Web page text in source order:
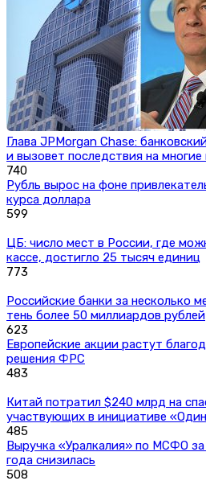
Глава JPMorgan Chase:
и вызовет последствия на
740
Рубль вырос на фоне
курса доллара
599
ЦБ: число мест в России, где
кассе, достигло 25 тысяч единиц
773
Российские банки за несколько
тень более 50 миллиардов рублей
623
Европейские акции растут
решения ФРС
483
Китай потратил $240 млрд на
участвующих в инициативе
485
Выручка «Уралкалия» по МСФО за
года снизилась
508